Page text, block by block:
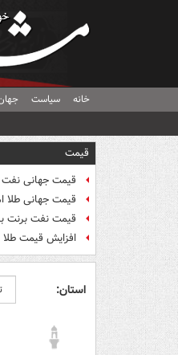
خانه سیاست
قیمت
قیمت جهانی نفت امروز
قیمت جهانی طلا امروز
قیمت نفت برنت به ۷۹ دلار
افزایش قیمت طلا
استان: